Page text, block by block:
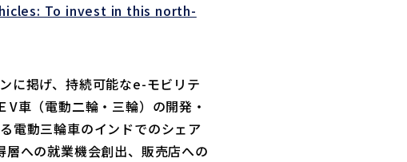
To invest in this north-
に掲げ、持続可能なe-モビリテ
車（電動二輪・三輪）の開発・
電動三輪車のインドでのシェア
への就業機会創出、販売店への